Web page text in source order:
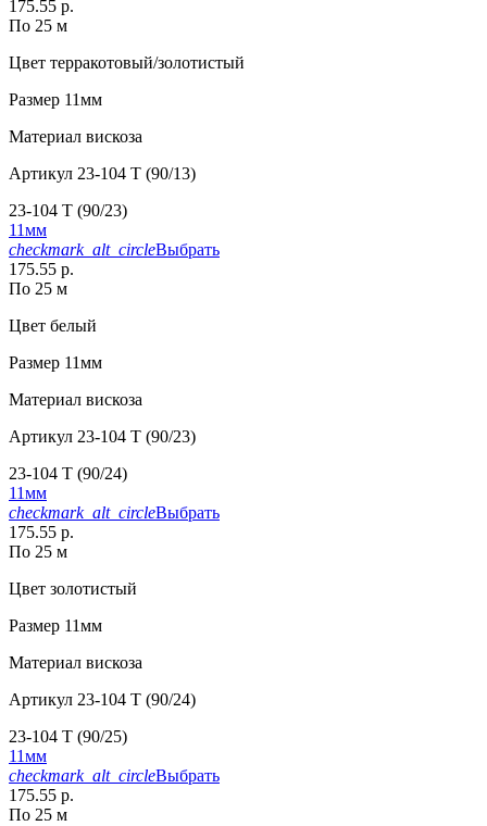
175.55 р.
По 25 м
Цвет терракотовый/золотистый
Размер 11мм
Материал вискоза
Артикул 23-104 T (90/13)
23-104 T (90/23)
11мм
checkmark_alt_circleВыбрать
175.55 р.
По 25 м
Цвет белый
Размер 11мм
Материал вискоза
Артикул 23-104 T (90/23)
23-104 T (90/24)
11мм
checkmark_alt_circleВыбрать
175.55 р.
По 25 м
Цвет золотистый
Размер 11мм
Материал вискоза
Артикул 23-104 T (90/24)
23-104 T (90/25)
11мм
checkmark_alt_circleВыбрать
175.55 р.
По 25 м